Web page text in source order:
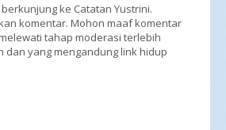
ke Catatan Yustrini.
komentar. Mohon maaf komentar
tahap moderasi terlebih
dan yang mengandung link hidup